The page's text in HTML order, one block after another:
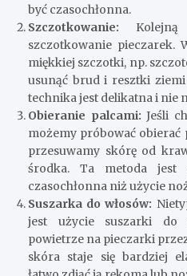
być czasochłonna.
Szczotkowanie: Kolejną
szczotkowanie pieczarek.
miękkiej szczotki, np.
usunąć brud i resztki
technika jest delikatna i nie
Obieranie palcami: Jeśli
możemy próbować
przesuwamy skórę od
środka. Ta metoda jest
czasochłonna niż użycie
Suszarka do włosów:
jest użycie suszarki do
powietrze na pieczarki
skóra staje się bardziej